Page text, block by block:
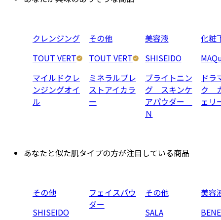
クレンジング
TOUT VERT
マイルドクレ
ンジングオイ
ル
その他
TOUT VERT
ミネラルプレ
ストアイカラ
ー
美容液
SHISEIDO
ブライトニン
グ スキンケ
アパウダー
Ｎ
化粧
ドラ
ク
ェ
あなたと似た肌タイプの方が注目している商品
その他
SHISEIDO
フェイスパウ
ダー
その他
SALA
美容